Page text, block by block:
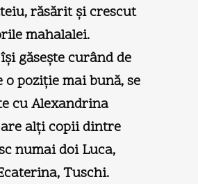
răsărit şi crescut
mahalalei.
găseşte curând de
poziţie mai bună, se
cu Alexandrina
alţi copii dintre
numai doi Luca,
Tuschi.